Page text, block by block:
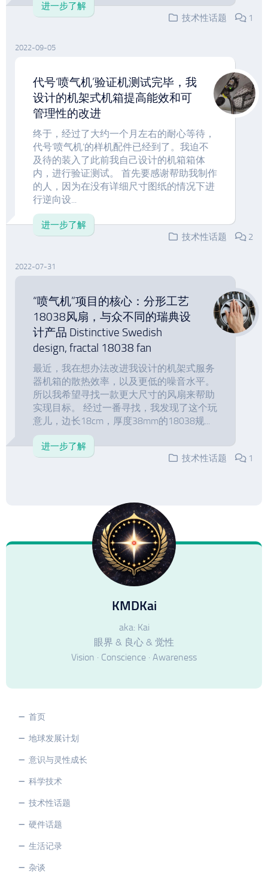
进一步了解
技术性话题
1
2022-09-05
代号‘喷气机’验证机测试完毕，我
设计的机架式机箱提高能效和可
管理性的改进
终于，经过了大约一个月左右的耐心等待，
代号‘喷气机’的样机配件已经到了。我迫不
及待的装入了此前我自己设计的机箱箱体
内，进行验证测试。 首先要感谢帮助我制作
的人，因为在没有详细尺寸图纸的情况下进
行逆向设...
进一步了解
技术性话题
2
2022-07-31
“喷气机”项目的核心：分形工艺
18038风扇，与众不同的瑞典设
计产品 Distinctive Swedish
design, fractal 18038 fan
最近，我在想办法改进我设计的机架式服务
器机箱的散热效率，以及更低的噪音水平。
所以我希望寻找一款更大尺寸的风扇来帮助
实现目标。 经过一番寻找，我发现了这个玩
意儿，边长18cm，厚度38mm的18038规...
进一步了解
技术性话题
1
KMDKai
aka: Kai
眼界 & 良心 & 觉性
Vision · Conscience · Awareness
首页
地球发展计划
意识与灵性成长
科学技术
技术性话题
硬件话题
生活记录
杂谈